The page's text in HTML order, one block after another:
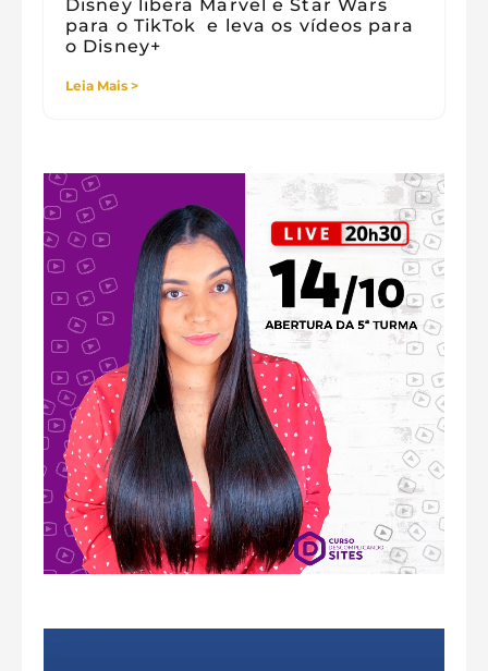
Disney libera Marvel e Star Wars
para o TikTok e leva os vídeos para
o Disney+
Leia Mais >